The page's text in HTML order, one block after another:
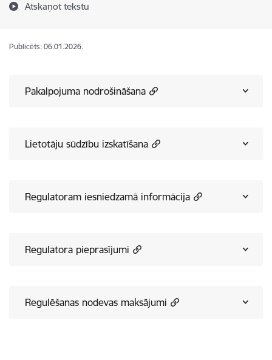
Atskaņot tekstu
Publicēts: 06.01.2026.
Pakalpojuma nodrošināšana
Lietotāju sūdzību izskatīšana
Regulatoram iesniedzamā informācija
Regulatora pieprasījumi
Regulēšanas nodevas maksājumi